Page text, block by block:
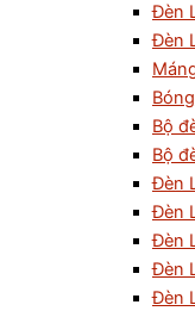
Đèn
Đèn
Bộ
Bộ
Đèn
Đèn
Đèn
Đèn
Đèn